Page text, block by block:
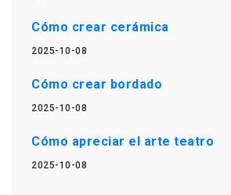
Cómo crear cerámica
2025-10-08
Cómo crear bordado
2025-10-08
Cómo apreciar el arte teatro
2025-10-08